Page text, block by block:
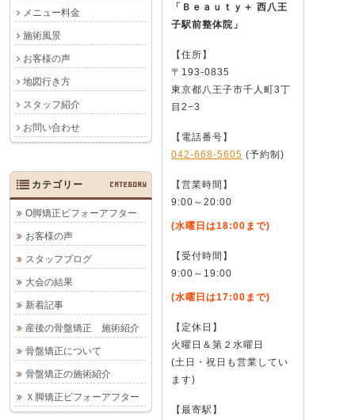
メニュー料金
施術風景
お客様の声
地図行き方
スタッフ紹介
お問い合わせ
「Ｂｅａｕｔｙ＋ 西八王
子駅前整体院」
【住所】
〒193-0835
東京都八王子市千人町3丁
目2−3
【電話番号】
042-668-5605 (予約制)
【営業時間】
9:00～20:00
(水曜日は18:00まで)
【受付時間】
9:00～19:00
(水曜日は17:00まで)
【定休日】
火曜日＆第２水曜日
(土日・祝日も営業してい
ます)
【最寄駅】
カテゴリー CATEGORY
O脚矯正ビフォーアフター
お客様の声
スタッフブログ
大会の結果
新着記事
産後の骨盤矯正 施術紹介
骨盤矯正について
骨盤矯正の施術紹介
Ｘ脚矯正ビフォーアフター